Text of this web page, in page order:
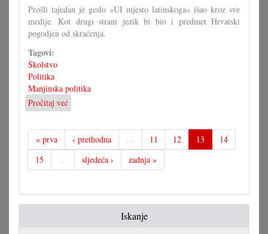
Prošli tajedan je geslo »UI mjesto latinskoga« išao kroz sve
medije. Kot drugi strani jezik bi bio i predmet Hrvatski
pogodjen od skraćenja.
Tagovi:
Školstvo
Politika
Manjinska politika
Pročitaj već
Nova
satnica:
hrvatski
pogodjen
« prva ‹ prethodna … 11 12 13
14
15
… sljedeća › zadnja »
Iskanje